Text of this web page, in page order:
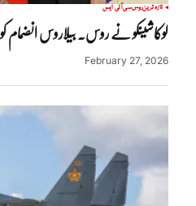
تازہ ترینروسسی آئی ایس
لوکاشینکو نے روس۔ بیلاروس
February 27, 2026